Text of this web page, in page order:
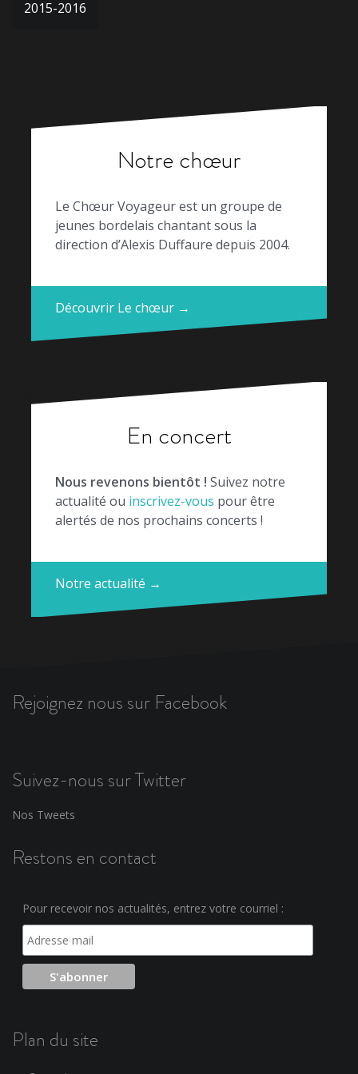
2015-2016
Notre chœur
Le Chœur Voyageur est un groupe de
jeunes bordelais chantant sous la
direction d’Alexis Duffaure depuis 2004.
Découvrir Le chœur →
En concert
Nous revenons bientôt ! Suivez notre
actualité ou inscrivez-vous pour être
alertés de nos prochains concerts !
Notre actualité →
Rejoignez nous sur Facebook
Suivez-nous sur Twitter
Nos Tweets
Restons en contact
Pour recevoir nos actualités, entrez votre courriel :
Plan du site